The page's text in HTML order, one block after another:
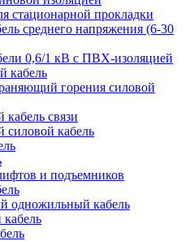
стационарной прокладки
среднего напряжения (6-30
0,6/1 кВ с ПВХ-изоляцией
кабель
горения силовой
связи
силовой кабель
и подъемников
одножильный кабель